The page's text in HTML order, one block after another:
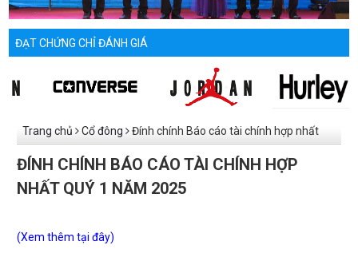
ĐẠT CHỨNG CHỈ ĐÁNH GIÁ
Trang chủ Cổ đông Đính chính Báo cáo tài chính hợp nhất
Quý 1 năm 2025
ĐÍNH CHÍNH BÁO CÁO TÀI CHÍNH HỢP
NHẤT QUÝ 1 NĂM 2025
(Xem thêm tại đây)